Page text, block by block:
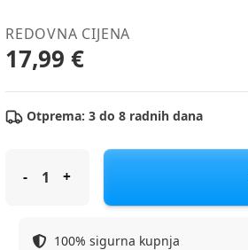
REDOVNA CIJENA
17,99 €
Otprema: 3 do 8 radnih dana
ARTESAVI zvečka pliš klokan roza, 28 cm
100% sigurna kupnja